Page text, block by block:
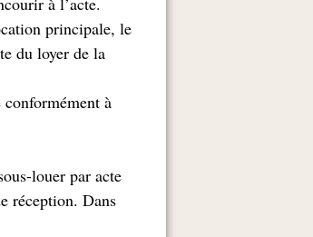
principale, le
du loyer de la
à
louer par acte
réception. Dans